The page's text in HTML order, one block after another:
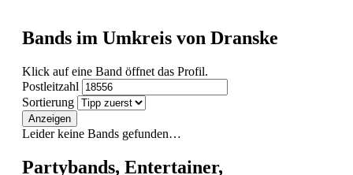
Bands im Umkreis von Dranske
Klick auf eine Band öffnet das Profil.
Postleitzahl
Sortierung
Anzeigen
Leider keine Bands gefunden…
Partybands, Entertainer,